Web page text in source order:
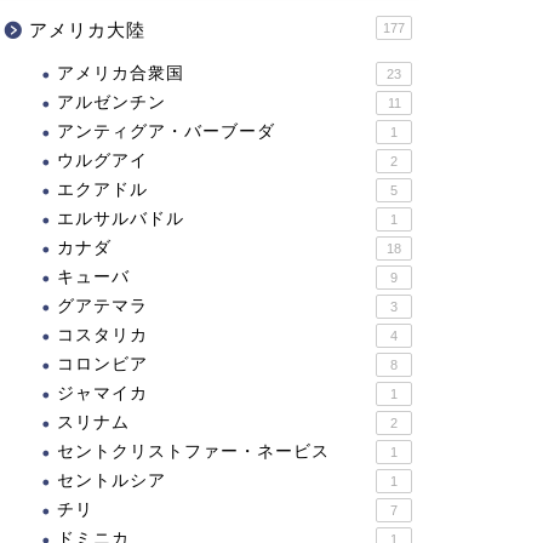
アメリカ大陸 177
アメリカ合衆国 23
アルゼンチン 11
アンティグア・バーブーダ 1
ウルグアイ 2
エクアドル 5
エルサルバドル 1
カナダ 18
キューバ 9
グアテマラ 3
コスタリカ 4
コロンビア 8
ジャマイカ 1
スリナム 2
セントクリストファー・ネービス 1
セントルシア 1
チリ 7
ドミニカ 1